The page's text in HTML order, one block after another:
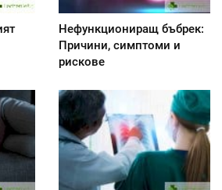
Нефункциониращ бъбрек:
Причини, симптоми и
рискове